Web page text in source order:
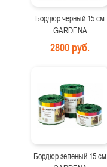
Бордюр черный 15 см
GARDENA
2800 руб.
Бордюр зеленый 15 см